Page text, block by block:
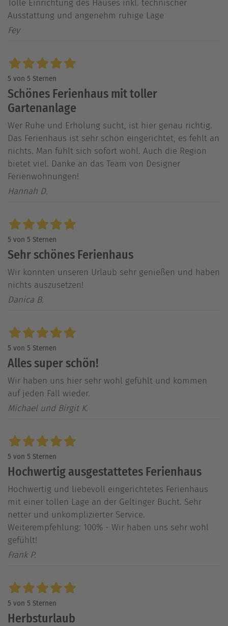
Tolle Einrichtung des Hauses inkl. technischer
Ausstattung und angenehm ruhige Lage
Fey
5 von 5 Sternen
Schönes Ferienhaus mit toller
Gartenanlage
Wer Ruhe und Erholung sucht, ist hier genau richtig.
Das Ferienhaus ist sehr schön eingerichtet, es fehlt an
nichts. Man fühlt sich sofort wohl. Auch die Region
bietet viel. Danke an das Team von Designer
Ferienwohnungen!
Hannah D.
5 von 5 Sternen
Sehr schönes Ferienhaus
Wir konnten unseren Urlaub sehr genießen und haben
nichts auszusetzen!
Danica B.
5 von 5 Sternen
Alles super schön!
Wir haben uns hier sehr wohl gefühlt und kommen
auf jeden Fall wieder.
Michael und Birgit K.
5 von 5 Sternen
Hochwertig ausgestattetes Ferienhaus
Hochwertig und liebevoll eingerichtetes Ferienhaus
mit einer tollen Lage an der Geltinger Bucht. Sehr
netter und unkomplizierter Service.
Weiterempfehlung: 100% - Wir haben uns sehr wohl
gefühlt!
Frank P.
5 von 5 Sternen
Herbsturlaub